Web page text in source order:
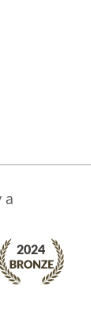
a